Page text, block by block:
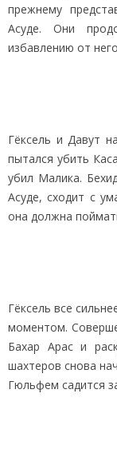
прежнему
Асуде. Они
избавлению от
Гёксель и Давут
пытался убить
убил Малика.
Асуде, сходит с
она должна
Гёксель все
моментом.
Бахар Арас и
шахтеров снова
Гюльфем садится